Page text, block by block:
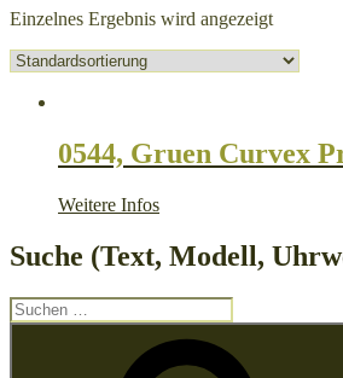
Einzelnes Ergebnis wird angezeigt
0544, Gruen Curvex
Weitere Infos
Suche (Text, Modell,
Suche
nach: